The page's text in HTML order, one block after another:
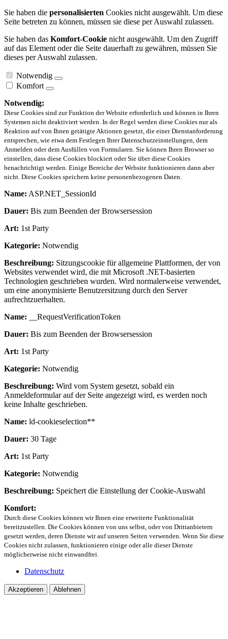
Sie haben die personalisierten Cookies nicht ausgewählt. Um diese
Seite betreten zu können, müssen sie diese per Auswahl zulassen.
Sie haben das Komfort-Cookie nicht ausgewählt. Um den Zugriff
auf das Element oder die Seite dauerhaft zu gewähren, müssen Sie
dieses per Auswahl zulassen.
Notwendig
Komfort
Notwendig:
Diese Cookies sind zur Funktion der Website erforderlich und können in Ihren
Systemen nicht deaktiviert werden. In der Regel werden diese Cookies nur als
Reaktion auf von Ihnen getätigte Aktionen gesetzt, die einer Dienstanforderung
entsprechen, wie etwa dem Festlegen Ihrer Datenschutzeinstellungen, dem
Anmelden oder dem Ausfüllen von Formularen. Sie können Ihren Browser so
einstellen, dass diese Cookies blockiert oder Sie über diese Cookies
benachrichtigt werden. Einige Bereiche der Website funktionieren dann aber
nicht. Diese Cookies speichern keine personenbezogenen Daten.
Name: ASP.NET_SessionId
Dauer: Bis zum Beenden der Browsersession
Art: 1st Party
Kategorie: Notwendig
Beschreibung: Sitzungscookie für allgemeine Plattformen, der von
Websites verwendet wird, die mit Microsoft .NET-basierten
Technologien geschrieben wurden. Wird normalerweise verwendet,
um eine anonymisierte Benutzersitzung durch den Server
aufrechtzuerhalten.
Name: __RequestVerificationToken
Dauer: Bis zum Beenden der Browsersession
Art: 1st Party
Kategorie: Notwendig
Beschreibung: Wird vom System gesetzt, sobald ein
Anmeldeformular auf der Seite angezeigt wird, es werden noch
keine Inhalte geschrieben.
Name: ld-cookieselection**
Dauer: 30 Tage
Art: 1st Party
Kategorie: Notwendig
Beschreibung: Speichert die Einstellung der Cookie-Auswahl
Komfort:
Durch diese Cookies können wir Ihnen eine erweiterte Funktionalität
bereitzustellen. Die Cookies können von uns selbst, oder von Drittanbietern
gesetzt werden, deren Dienste wir auf unseren Seiten verwenden. Wenn Sie diese
Cookies nicht zulassen, funktionieren einige oder alle dieser Dienste
möglicherweise nicht einwandfrei.
Datenschutz
Akzeptieren Ablehnen